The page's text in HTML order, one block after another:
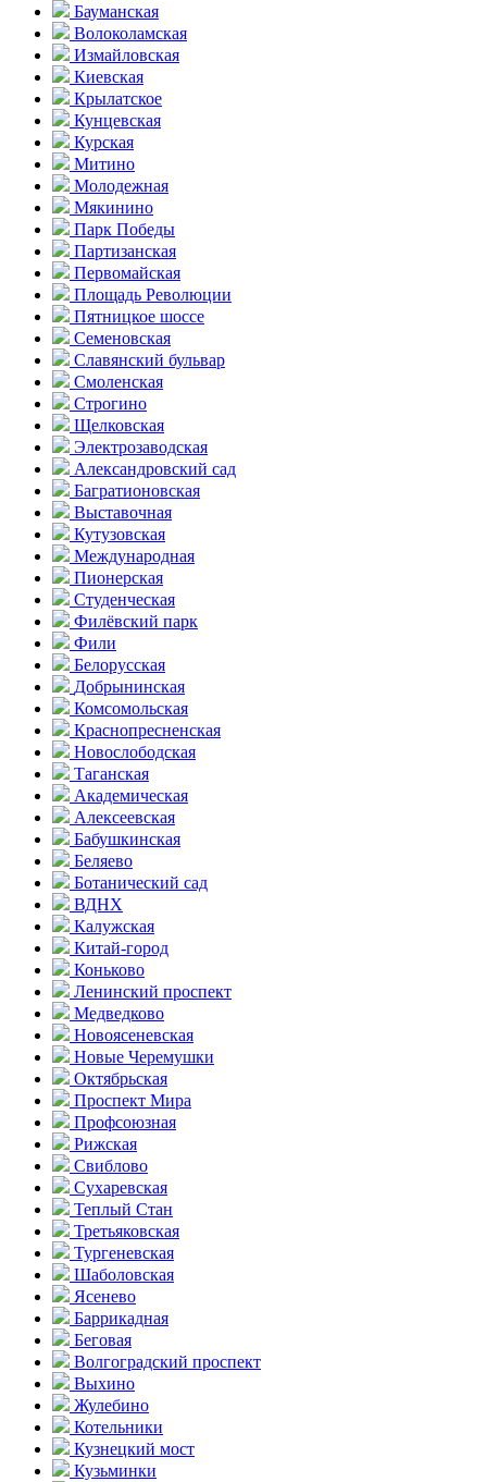
Бауманская
Волоколамская
Измайловская
Киевская
Крылатское
Кунцевская
Курская
Митино
Молодежная
Мякинино
Парк Победы
Партизанская
Первомайская
Площадь Революции
Пятницкое шоссе
Семеновская
Славянский бульвар
Смоленская
Строгино
Щелковская
Электро­заводская
Александ­ровский сад
Багратионовская
Выставочная
Кутузовская
Международная
Пионерская
Студенческая
Филёвский парк
Фили
Белорусская
Добрынинская
Комсо­мольская
Краснопресненская
Новослободская
Таганская
Академическая
Алексеевская
Бабушкинская
Беляево
Ботанический сад
ВДНХ
Калужская
Китай-город
Коньково
Ленинский проспект
Медведково
Новоясе­невская
Новые Черемушки
Октябрьская
Проспект Мира
Профсоюзная
Рижская
Свиблово
Сухаревская
Теплый Стан
Третьяковская
Тургеневская
Шаболовская
Ясенево
Баррикадная
Беговая
Волгоградский проспект
Выхино
Жулебино
Котельники
Кузнецкий мост
Кузьминки